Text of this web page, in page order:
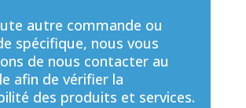
autre commande ou
spécifique, nous vous
de nous contacter au
afin de vérifier la
des produits et services.